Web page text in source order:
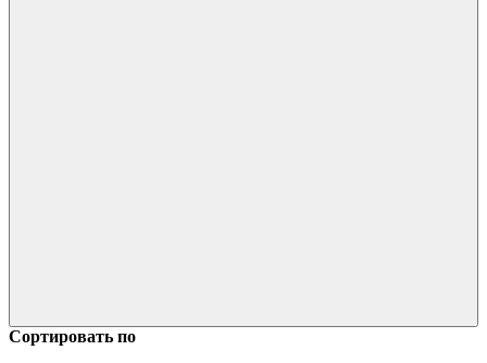
Сортировать по